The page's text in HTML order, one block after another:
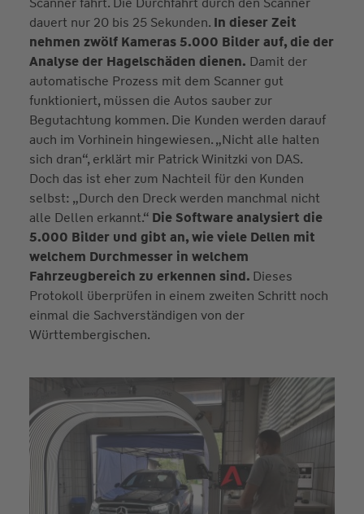
dauert nur 20 bis 25 Sekunden. In dieser Zeit
nehmen zwölf Kameras 5.000 Bilder auf, die der
Analyse der Hagelschäden dienen. Damit der
automatische Prozess mit dem Scanner gut
funktioniert, müssen die Autos sauber zur
Begutachtung kommen. Die Kunden werden darauf
auch im Vorhinein hingewiesen. „Nicht alle halten
sich dran“, erklärt mir Patrick Winitzki von DAS.
Doch das ist eher zum Nachteil für den Kunden
selbst: „Durch den Dreck werden manchmal nicht
alle Dellen erkannt.“ Die Software analysiert die
5.000 Bilder und gibt an, wie viele Dellen mit
welchem Durchmesser in welchem
Fahrzeugbereich zu erkennen sind. Dieses
Protokoll überprüfen in einem zweiten Schritt noch
einmal die Sachverständigen von der
Württembergischen.